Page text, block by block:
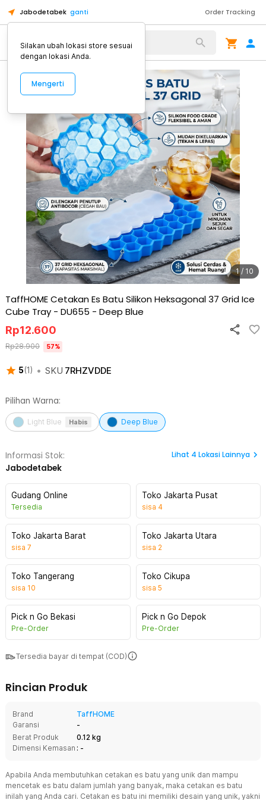
Jabodetabek ganti Order Tracking
Alat Kopi
1 / 10
TaffHOME Cetakan Es Batu Silikon Heksagonal 37 Grid Ice
Cube Tray - DU655 - Deep Blue
5(1 ) • SKU 7RHZVDDE
Rp12.600
Rp28.900 57%
Pilihan Warna:
Light Blue Habis Deep Blue
Informasi Stok:
Jabodetabek
Lihat 4 Lokasi Lainnya
Gudang Online
Tersedia
Toko Jakarta Pusat
sisa 4
Toko Jakarta Barat
sisa 7
Toko Jakarta Utara
sisa 2
Toko Tangerang
sisa 10
Toko Cikupa
sisa 5
Pick n Go Bekasi
Pre-Order
Pick n Go Depok
Pre-Order
Tersedia bayar di tempat (COD)
Rincian Produk
Brand
TaffHOME
Garansi
-
Berat Produk
0.12 kg
Dimensi Kemasan : -
Apabila Anda membutuhkan cetakan es batu yang unik dan mampu
mencetak es batu dalam jumlah yang banyak, maka cetakan es batu
inilah yang Anda cari. Cetakan es batu ini memiliki desain yang unik, yakni
Silakan ubah lokasi store sesuai
dengan lokasi Anda.
Mengerti